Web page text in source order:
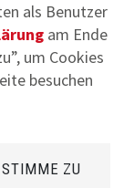
Konto
Schliff | Steril
als Benutzer
am Ende
um Cookies
besuchen
ZU